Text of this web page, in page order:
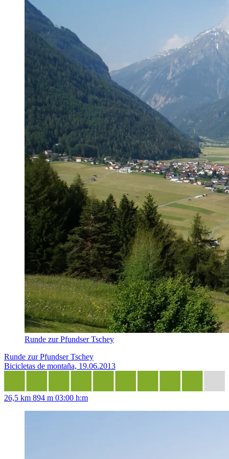
Runde zur Pfundser Tschey
Runde zur Pfundser Tschey
Bicicletas de montaña, 19.06.2013
26,5 km 894 m 03:00 h:m